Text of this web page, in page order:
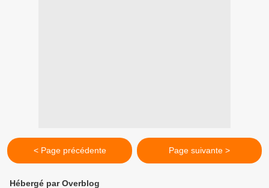
< Page précédente Page suivante >
Hébergé par Overblog